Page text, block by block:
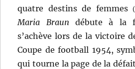
quatre destins de femmes
Maria Braun débute à la
s’achève lors de la victoire
Coupe de football 1954,
qui tourne la page de la